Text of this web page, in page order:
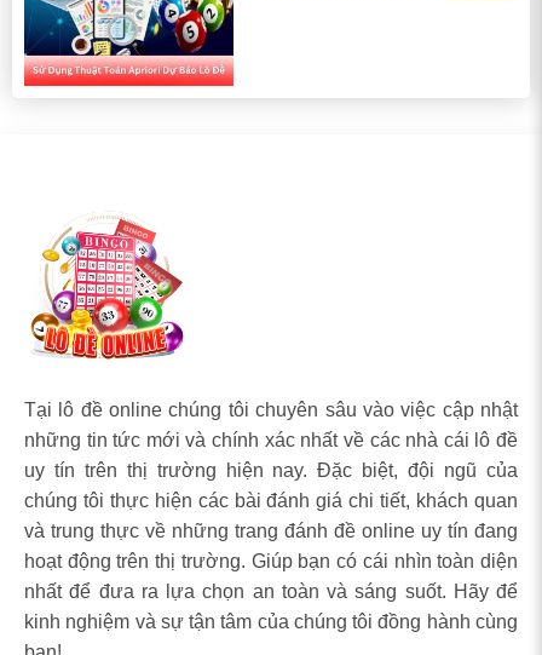
Tại lô đề online chúng tôi chuyên sâu vào việc cập nhật
những tin tức mới và chính xác nhất về các nhà cái lô đề
uy tín trên thị trường hiện nay. Đặc biệt, đội ngũ của
chúng tôi thực hiện các bài đánh giá chi tiết, khách quan
và trung thực về những trang đánh đề online uy tín đang
hoạt động trên thị trường. Giúp bạn có cái nhìn toàn diện
nhất để đưa ra lựa chọn an toàn và sáng suốt. Hãy để
kinh nghiệm và sự tận tâm của chúng tôi đồng hành cùng